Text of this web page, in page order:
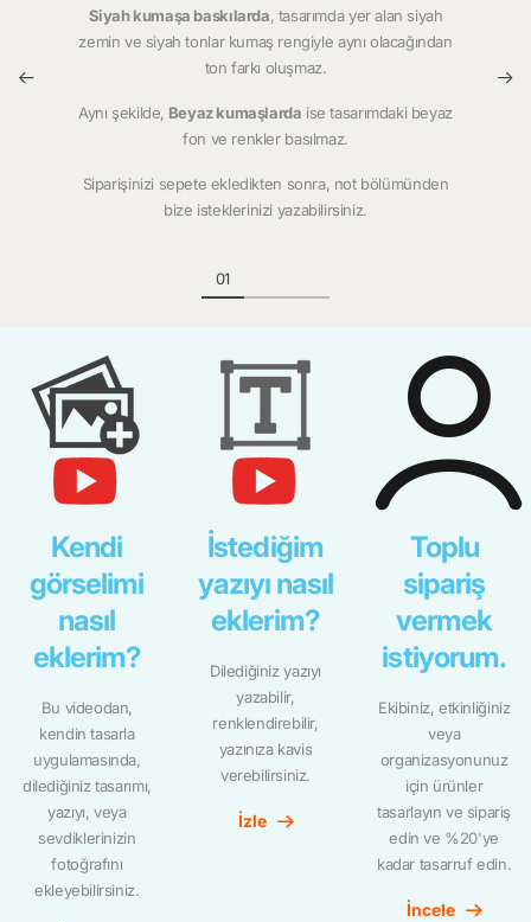
Siyah kumaşa baskılarda, tasarımda yer alan siyah
zemin ve siyah tonlar kumaş rengiyle aynı olacağından
ton farkı oluşmaz.
Aynı şekilde, Beyaz kumaşlarda ise tasarımdaki beyaz
fon ve renkler basılmaz.
Siparişinizi sepete ekledikten sonra, not bölümünden
bize isteklerinizi yazabilirsiniz.
Kendi
görselimi
nasıl
eklerim?
Bu videodan,
kendin tasarla
uygulamasında,
dilediğiniz tasarımı,
yazıyı, veya
sevdiklerinizin
fotoğrafını
ekleyebilirsiniz.
İstediğim
yazıyı nasıl
eklerim?
Dilediğiniz yazıyı
yazabilir,
renklendirebilir,
yazınıza kavis
verebilirsiniz.
İzle
Toplu
sipariş
vermek
istiyorum.
Ekibiniz, etkinliğiniz
veya
organizasyonunuz
için ürünler
tasarlayın ve sipariş
edin ve %20'ye
kadar tasarruf edin.
İncele